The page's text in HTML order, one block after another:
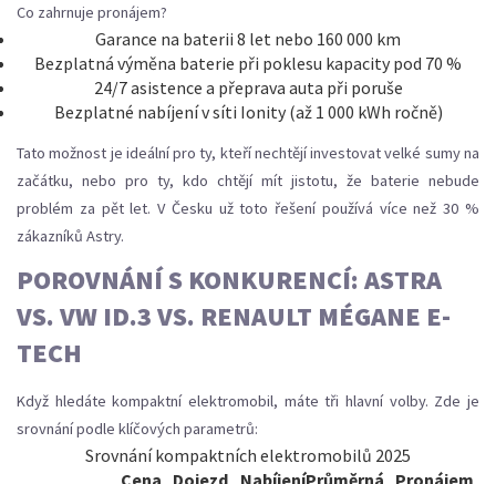
Co zahrnuje pronájem?
Garance na baterii 8 let nebo 160 000 km
Bezplatná výměna baterie při poklesu kapacity pod 70 %
24/7 asistence a přeprava auta při poruše
Bezplatné nabíjení v síti Ionity (až 1 000 kWh ročně)
Tato možnost je ideální pro ty, kteří nechtějí investovat velké sumy na
začátku, nebo pro ty, kdo chtějí mít jistotu, že baterie nebude
problém za pět let. V Česku už toto řešení používá více než 30 %
zákazníků Astry.
POROVNÁNÍ S KONKURENCÍ: ASTRA
VS. VW ID.3 VS. RENAULT MÉGANE E-
TECH
Když hledáte kompaktní elektromobil, máte tři hlavní volby. Zde je
srovnání podle klíčových parametrů:
Srovnání kompaktních elektromobilů 2025
Cena Dojezd NabíjeníPrůměrná Pronájem